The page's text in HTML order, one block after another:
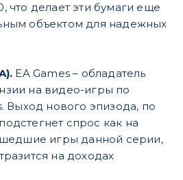
что делает эти бумаги еще
объектом для надежных
EA Games – обладатель
на видео-игры по
Выход нового эпизода, по
спрос как на
игры данной серии,
на доходах